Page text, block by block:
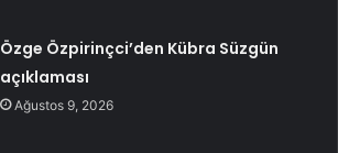
Özge Özpirinçci’den Kübra Süzgün
açıklaması
Ağustos 9, 2026